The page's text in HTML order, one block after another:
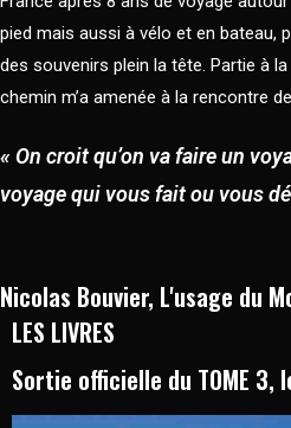
pied mais aussi à vélo et en bateau,
des souvenirs plein la tête. Partie à
chemin m’a amenée à la rencontre
« On croit qu’on va faire un
voyage qui vous fait ou vous
Nicolas Bouvier, L'usage du
LES LIVRES
Sortie officielle du TOME 3,